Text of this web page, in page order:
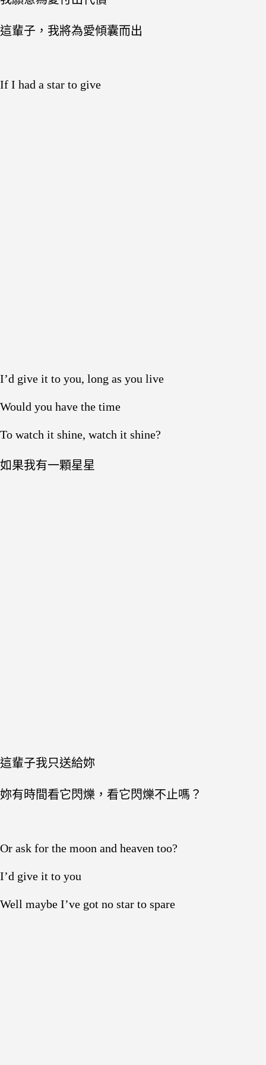
這輩子，我將為愛傾囊而出
If I had a star to give
I’d give it to you, long as you live
Would you have the time
To watch it shine, watch it shine?
如果我有一顆星星
這輩子我只送給妳
妳有時間看它閃爍，看它閃爍不止嗎？
Or ask for the moon and heaven too?
I’d give it to you
Well maybe I’ve got no star to spare